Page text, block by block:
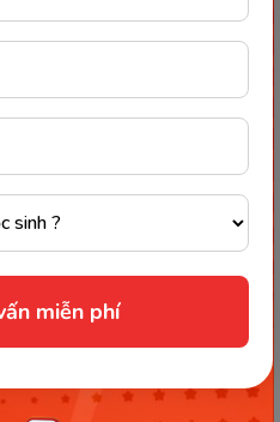
miễn phí
sau sinh ở phụ nữ là
trị sớm và...